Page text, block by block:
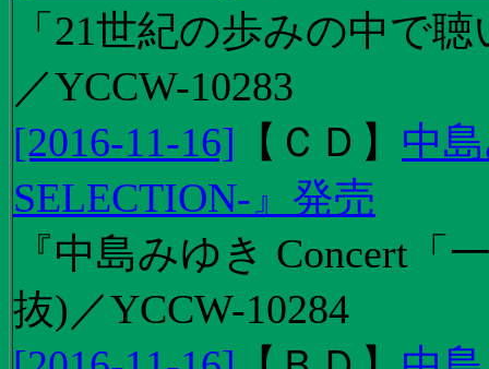
「21世紀の歩みの中で
／YCCW-10283
[2016-11-16] 【 ＣＤ 】 中
SELECTION-』発売
『中島みゆき Concert
抜)／YCCW-10284